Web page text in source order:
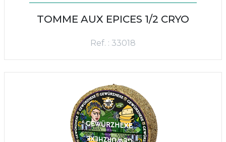
TOMME AUX EPICES 1/2 CRYO
Ref. : 33018